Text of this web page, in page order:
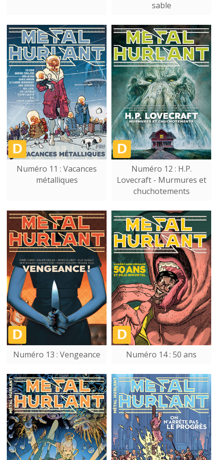
sable
Numéro 11 : Vacances
métalliques
Numéro 12 : H.P.
Lovecraft - Murmures et
chuchotements
Numéro 13 : Vengeance Numéro 14 : 50 ans